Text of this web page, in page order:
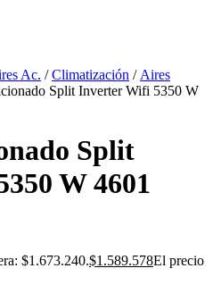
Ac. /Climatización / Aires
Split Inverter Wifi 5350 W
Split
W 4601
$1.673.240.$1.589.578El precio